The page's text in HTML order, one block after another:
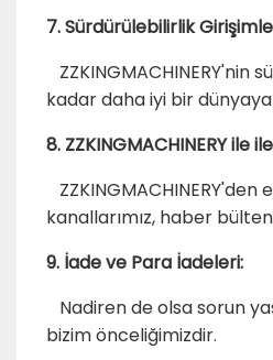
7. Sürdürülebilirlik
kadar daha iyi bir
8. ZZKINGMACHINERY ile
kanallarımız, haber
9. İade ve Para İadeleri:
Nadiren de olsa sorun
bizim önceliğimizdir.